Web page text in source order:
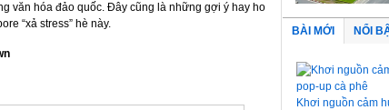
văn hóa đảo quốc. Đây cũng là những gợi ý hay ho
“xả stress” hè này.
BÀI MỚI NỔI
Khơi nguồn cảm